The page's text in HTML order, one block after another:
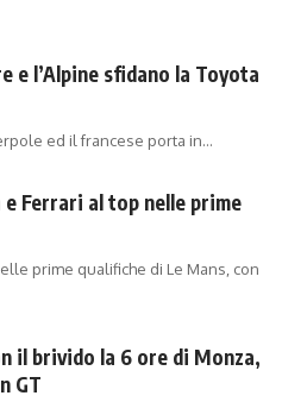
e l’Alpine sfidano la Toyota
ed il francese porta in…
e Ferrari al top nelle prime
prime qualifiche di Le Mans, con
il brivido la 6 ore di Monza,
GT